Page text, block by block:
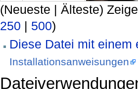
(Neueste | Älteste)
250 | 500)
Diese Datei mit einem
Installationsanweisungen